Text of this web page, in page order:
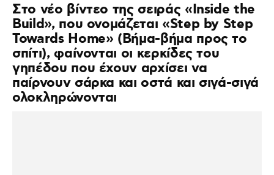
Στο νέο βίντεο της σειράς «Inside the
Build», που ονομάζεται «Step by Step
Towards Home» (Βήμα-βήμα προς το
σπίτι), φαίνονται οι κερκίδες του
γηπέδου που έχουν αρχίσει να
παίρνουν σάρκα και οστά και σιγά-σιγά
ολοκληρώνονται